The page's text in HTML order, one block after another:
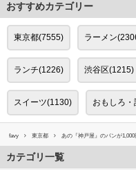
おすすめカテゴリー
東京都(7555) ラーメン
ランチ(1226) 渋谷区(1215)
スイーツ(1130) おもしろ
favy 東京都 あの『神戸屋』のパンが
カテゴリ一覧